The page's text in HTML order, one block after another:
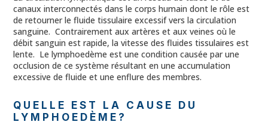
canaux interconnectés dans le corps humain dont le rôle est
de retourner le fluide tissulaire excessif vers la circulation
sanguine. Contrairement aux artères et aux veines où le
débit sanguin est rapide, la vitesse des fluides tissulaires est
lente. Le lymphoedème est une condition causée par une
occlusion de ce système résultant en une accumulation
excessive de fluide et une enflure des membres.
QUELLE EST LA CAUSE DU
LYMPHOEDÈME?